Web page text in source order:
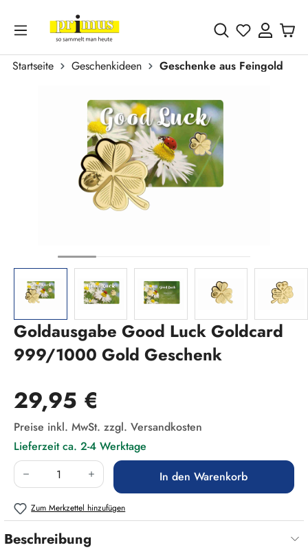
Zum Hauptinhalt springen
Du hast 0
Startseite Geschenkideen
Geschenke aus Feingold
Goldausgabe Good Luck Goldcard
999/1000 Gold Geschenk
Regulärer Preis:
29,95 €
Preise inkl. MwSt. zzgl. Versandkosten
Lieferzeit ca. 2-4 Werktage
Produkt Anzahl: Gib den gewünschten Wert
In den Warenkorb
Zum Merkzettel hinzufügen
Beschreibung